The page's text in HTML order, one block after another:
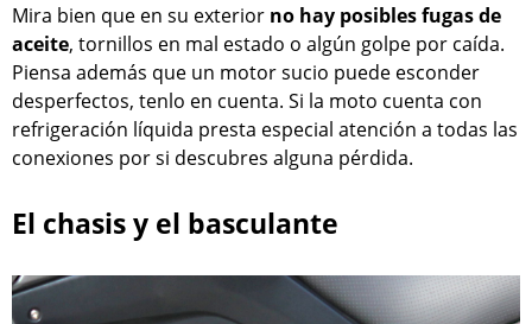
Mira bien que en su exterior no hay posibles fugas de
aceite, tornillos en mal estado o algún golpe por caída.
Piensa además que un motor sucio puede esconder
desperfectos, tenlo en cuenta. Si la moto cuenta con
refrigeración líquida presta especial atención a todas las
conexiones por si descubres alguna pérdida.
El chasis y el basculante